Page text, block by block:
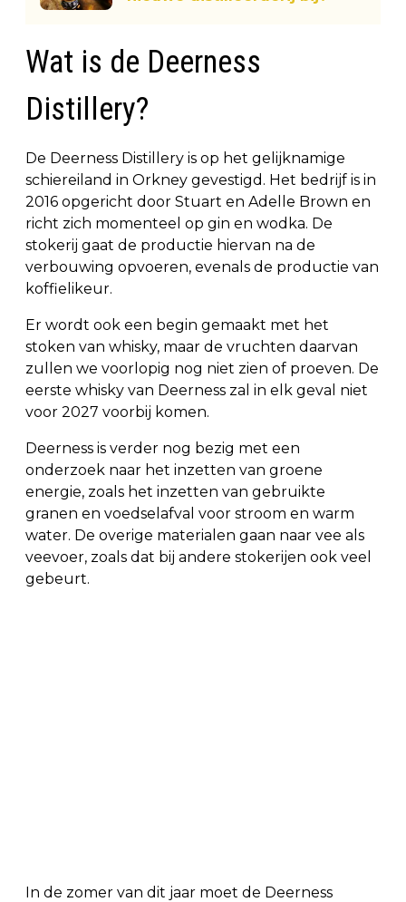
Wat is de Deerness
Distillery?
De Deerness Distillery is op het gelijknamige
schiereiland in Orkney gevestigd. Het bedrijf is in
2016 opgericht door Stuart en Adelle Brown en
richt zich momenteel op gin en wodka. De
stokerij gaat de productie hiervan na de
verbouwing opvoeren, evenals de productie van
koffielikeur.
Er wordt ook een begin gemaakt met het
stoken van whisky, maar de vruchten daarvan
zullen we voorlopig nog niet zien of proeven. De
eerste whisky van Deerness zal in elk geval niet
voor 2027 voorbij komen.
Deerness is verder nog bezig met een
onderzoek naar het inzetten van groene
energie, zoals het inzetten van gebruikte
granen en voedselafval voor stroom en warm
water. De overige materialen gaan naar vee als
veevoer, zoals dat bij andere stokerijen ook veel
gebeurt.
In de zomer van dit jaar moet de Deerness